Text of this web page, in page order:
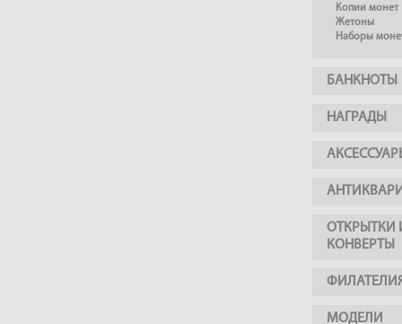
Копии монет
Жетоны
Наборы
БАНКНОТЫ
НАГРАДЫ
ОТКРЫТКИ
КОНВЕРТЫ
МОДЕЛИ